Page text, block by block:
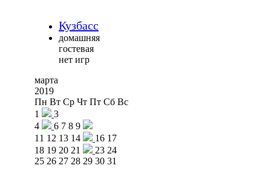
Кузбасс
домашняя
гостевая
нет игр
марта
2019
Пн Вт Ср Чт Пт Сб Вс
1
3
4
6 7 8 9
11 12 13 14 16 17
18 19 20 21 23 24
25 26 27 28 29 30 31